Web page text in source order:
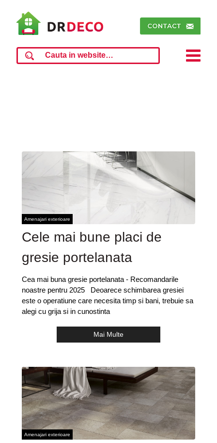
Amenajari exterioare
Cele mai bune placi de
gresie portelanata
Cea mai buna gresie portelanata - Recomandarile
noastre pentru 2025 Deoarece schimbarea gresiei
este o operatiune care necesita timp si bani, trebuie sa
alegi cu grija si in cunostinta
Mai Multe
Amenajari exterioare